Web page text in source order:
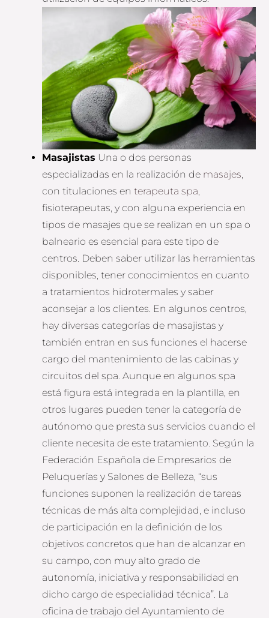
Masajistas Una o dos personas
especializadas en la realización de masajes,
con titulaciones enterapeuta spa,
fisioterapeutas, y con alguna experiencia en
tipos de masajes que se realizan en un spa o
balneario es esencial para este tipo de
centros. Deben saber utilizar las herramientas
disponibles, tener conocimientos en cuanto
a tratamientos hidrotermales y saber
aconsejar a los clientes. En algunos centros,
hay diversas categorías de masajistas y
también entran en sus funciones el hacerse
cargo del mantenimiento de las cabinas y
circuitos del spa. Aunque en algunos spa
está figura está integrada en la plantilla, en
otros lugares pueden tener la categoría de
autónomo que presta sus servicios cuando el
cliente necesita de este tratamiento. Según la
Federación Española de Empresarios de
Peluquerías y Salones de Belleza, “sus
funciones suponen la realización de tareas
técnicas de más alta complejidad, e incluso
de participación en la definición de los
objetivos concretos que han de alcanzar en
su campo, con muy alto grado de
autonomía, iniciativa y responsabilidad en
dicho cargo de especialidad técnica”. La
oficina de trabajo del Ayuntamiento de